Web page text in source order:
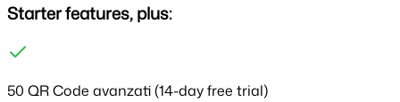
Starter features, plus:
50 QR Code avanzati(14-day free trial)